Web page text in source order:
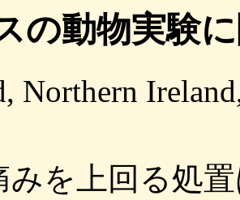
の動物実験
Northern
みを上回る処